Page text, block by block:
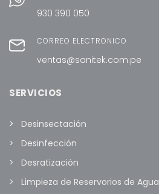
930 390 050
CORREO ELECTRÓNICO
ventas@sanitek.com.pe
SERVICIOS
Desinsectación
Desinfección
Desratización
Limpieza de Reservorios de Agua